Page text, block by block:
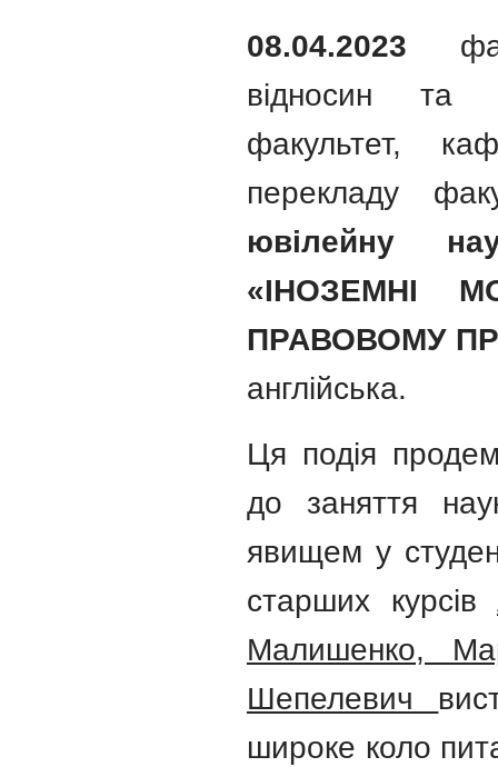
08.04.2023
відносин та
факультет,
перекладу
ювілейну
«ІНОЗЕМНІ
ПРАВОВОМУ
англійська.
Ця подія
до заняття
явищем у
старших курсів
Малишенко,
Шепелевич
широке коло